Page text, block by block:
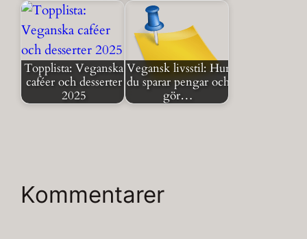
Topplista: Veganska
caféer och desserter
2025
Vegansk livsstil: Hur
du sparar pengar och
gör…
Kommentarer